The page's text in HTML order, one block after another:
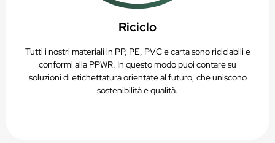
Riciclo
Tutti i nostri materiali in PP, PE, PVC e carta sono riciclabili e
conformi alla PPWR. In questo modo puoi contare su
soluzioni di etichettatura orientate al futuro, che uniscono
sostenibilità e qualità.